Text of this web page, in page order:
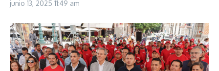
junio 13, 2025 11:49 am